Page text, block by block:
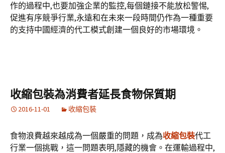
作的過程中,也要加強企業的監控,每個鏈接不能放松警惕,
促進有序競爭行業,永遠和在未來一段時間仍作為一種重要
的支持中國經濟的代工模式創建一個良好的市場環境。
收縮包裝為消費者延長食物保質期
2016-11-01 收縮包裝
食物浪費越來越成為一個嚴重的問題，成為收縮包裝代工
行業一個挑戰，這一問題表明,隱藏的機會。在運輸過程中,